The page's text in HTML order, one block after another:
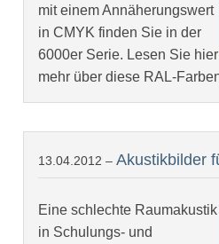
mit einem Annäherungswert
in CMYK finden Sie in der
6000er Serie. Lesen Sie hier
mehr über diese RAL-
13.04.2012 – Akustikbilder
Eine schlechte Raumakustik
in Schulungs- und